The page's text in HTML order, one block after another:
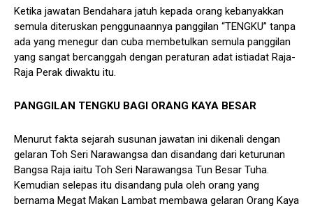
Ketika jawatan Bendahara jatuh kepada orang kebanyakkan
semula diteruskan penggunaannya panggilan “TENGKU” tanpa
ada yang menegur dan cuba membetulkan semula panggilan
yang sangat bercanggah dengan peraturan adat istiadat Raja-
Raja Perak diwaktu itu.
PANGGILAN TENGKU BAGI ORANG KAYA BESAR
Menurut fakta sejarah susunan jawatan ini dikenali dengan
gelaran Toh Seri Narawangsa dan disandang dari keturunan
Bangsa Raja iaitu Toh Seri Narawangsa Tun Besar Tuha.
Kemudian selepas itu disandang pula oleh orang yang
bernama Megat Makan Lambat membawa gelaran Orang Kaya